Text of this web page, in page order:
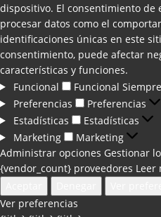
dispositivo. El consentimiento de
procesar datos como el
identificaciones únicas en este
consentimiento, puede afectar
características y funciones.
Funcional
Funcional
Preferencias
Preferencias
Estadísticas
Estadísticas
Marketing
Marketing
Administrar opciones Gestionar
{vendor_count} proveedores Leer
Ver preferencias